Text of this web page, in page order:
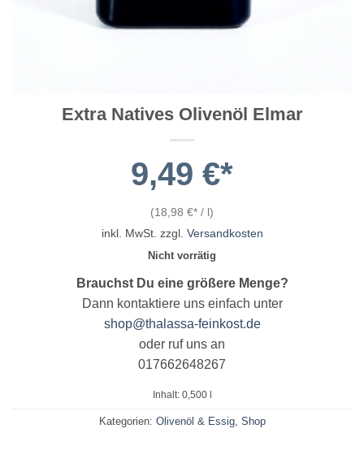
Extra Natives Olivenöl Elmar
9,49 €
(18,98 € / l)
inkl. MwSt. zzgl. Versandkosten
Nicht vorrätig
Brauchst Du eine größere Menge?
Dann kontaktiere uns einfach unter
shop@thalassa-feinkost.de
oder ruf uns an
017662648267
Inhalt: 0,500
Kategorien: Olivenöl & Essig, Shop